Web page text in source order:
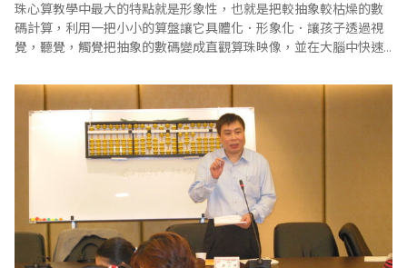
珠心算教學中最大的特點就是形象性，也就是把較抽象較枯燥的數
碼計算，利用一把小小的算盤讓它具體化．形象化．讓孩子透過視
覺，聽覺，觸覺把抽象的數碼變成直觀算珠映像，並在大腦中快速
教學的諸多好處，並且開始運用這一教學方法到其他學科的幼兒教
學活動中。因為我想知識是相通的，一種好的教學方法把它借鏡到
幼兒園其他教學活動中也一定能收到好的效果。..